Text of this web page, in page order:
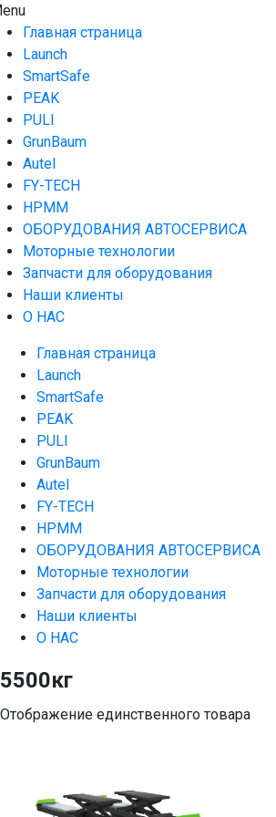
Skip
to
content
AUTO HOUSE
Технологии автосервиса —
Главная страница
Launch
SmartSafe
PEAK
PULI
GrunBaum
Autel
FY-TECH
HPMM
ОБОРУДОВАНИЯ АВТОСЕРВИСА
Моторные технологии
Запчасти для оборудования
Наши клиенты
О НАС
Главная страница
Launch
SmartSafe
PEAK
PULI
GrunBaum
Autel
FY-TECH
HPMM
ОБОРУДОВАНИЯ АВТОСЕРВИСА
Моторные технологии
Запчасти для оборудования
Наши клиенты
О НАС
5500кг
Отображение единственного товара